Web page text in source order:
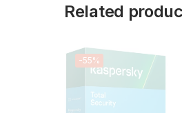
Related
-55%